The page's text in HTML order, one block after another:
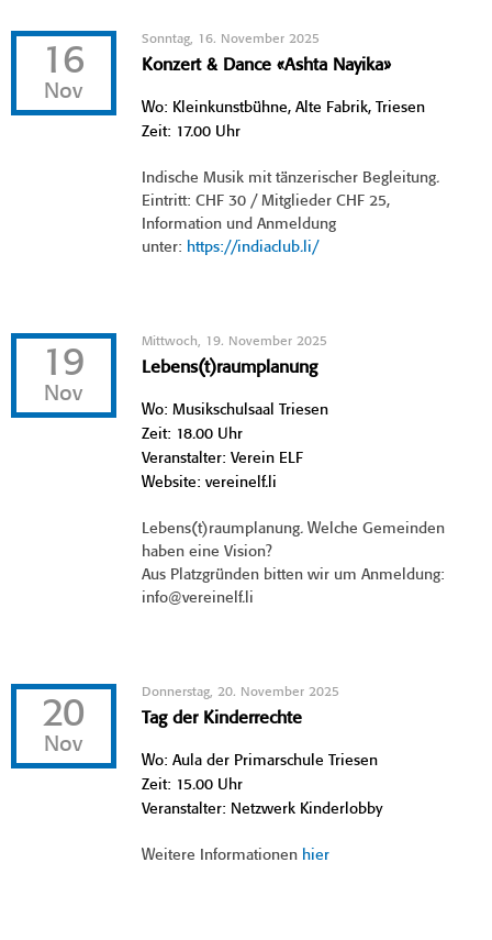
16
Nov
Sonntag, 16. November 2025
Konzert & Dance «Ashta Nayika»
Wo: Kleinkunstbühne, Alte Fabrik, Triesen
Zeit: 17.00 Uhr
Indische Musik mit tänzerischer Begleitung.
Eintritt: CHF 30 / Mitglieder CHF 25,
Information und Anmeldung
unter: https://indiaclub.li/
19
Nov
Mittwoch, 19. November 2025
Lebens(t)raumplanung
Wo: Musikschulsaal Triesen
Zeit: 18.00 Uhr
Veranstalter: Verein ELF
Website: vereinelf.li
Lebens(t)raumplanung. Welche Gemeinden
haben eine Vision?
Aus Platzgründen bitten wir um Anmeldung:
info@vereinelf.li
20
Nov
Donnerstag, 20. November 2025
Tag der Kinderrechte
Wo: Aula der Primarschule Triesen
Zeit: 15.00 Uhr
Veranstalter: Netzwerk Kinderlobby
Weitere Informationen hier